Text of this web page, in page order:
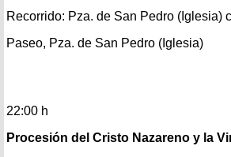
Recorrido: Pza. de San Pedro (Iglesia)
Paseo, Pza. de San Pedro (Iglesia)
22:00 h
Procesión del Cristo Nazareno y la